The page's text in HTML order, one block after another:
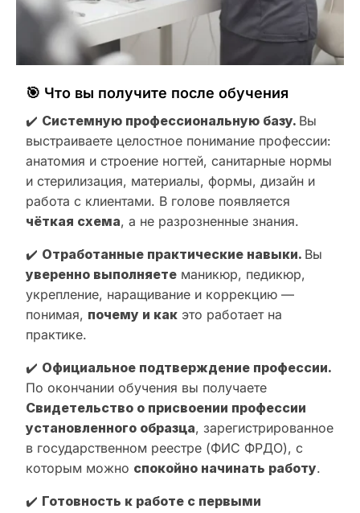
🎯 Что вы получите после обучения
✔️ Системную профессиональную базу. Вы
выстраиваете целостное понимание профессии:
анатомия и строение ногтей, санитарные нормы
и стерилизация, материалы, формы, дизайн и
работа с клиентами. В голове появляется
чёткая схема, а не разрозненные знания.
✔️ Отработанные практические навыки. Вы
уверенно выполняете маникюр, педикюр,
укрепление, наращивание и коррекцию —
понимая, почему и как это работает на
практике.
✔️ Официальное подтверждение профессии.
По окончании обучения вы получаете
Свидетельство о присвоении профессии
установленного образца, зарегистрированное
в государственном реестре (ФИС ФРДО), с
которым можно спокойно начинать работу.
✔️ Готовность к работе с первыми